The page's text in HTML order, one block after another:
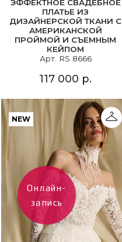
ЭФФЕКТНОЕ СВАДЕБНОЕ
ПЛАТЬЕ ИЗ
ДИЗАЙНЕРСКОЙ ТКАНИ С
АМЕРИКАНСКОЙ
ПРОЙМОЙ И СЪЕМНЫМ
КЕЙПОМ
Арт. RS 8666
117 000 р.
NEW
Онлайн-
запись